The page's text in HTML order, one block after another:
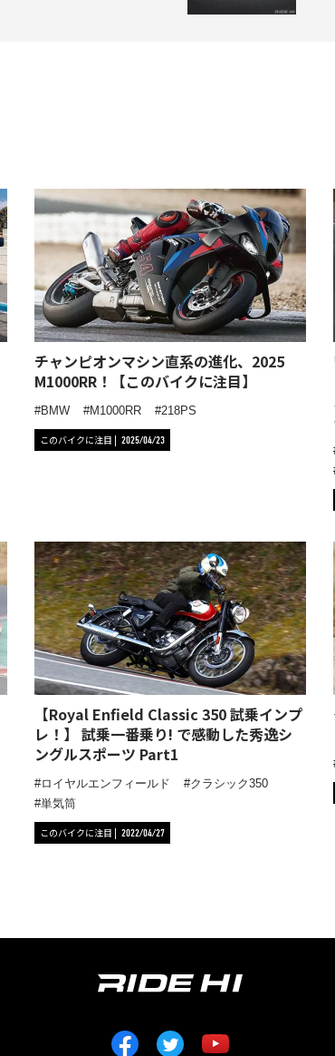
チャンピオンマシン直系の進化、2025
M1000RR！【このバイクに注目】
BMW M1000RR 218PS
このバイクに注目 2025/04/23
【Royal Enfield Classic 350 試乗インプ
レ！】 試乗一番乗り! で感動した秀逸シ
ングルスポーツ Part1
ロイヤルエンフィールド
クラシック350
単気筒
このバイクに注目 2022/04/27